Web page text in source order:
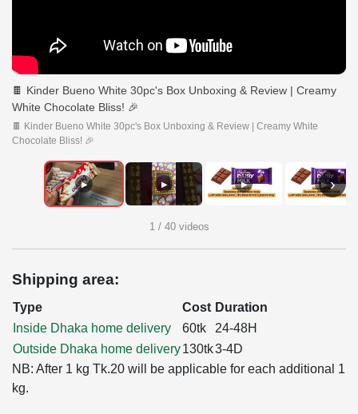
🍫 Kinder Bueno White 30pc's Box Unboxing & Review | Creamy
White Chocolate Bliss! 🎉
🍫 Kinder Bueno White 30pc's Box Unboxing & Review | Creamy White
Chocolate Bliss! 🎉
▶ ▶ ▶ ▶ ›
1 / 40 videos
Shipping area:
Type Cost Duration
Inside Dhaka home delivery
60tk
24-48H
Outside Dhaka home delivery130tk3-4D
NB: After 1 kg Tk.20 will be applicable for each additional 1
kg.